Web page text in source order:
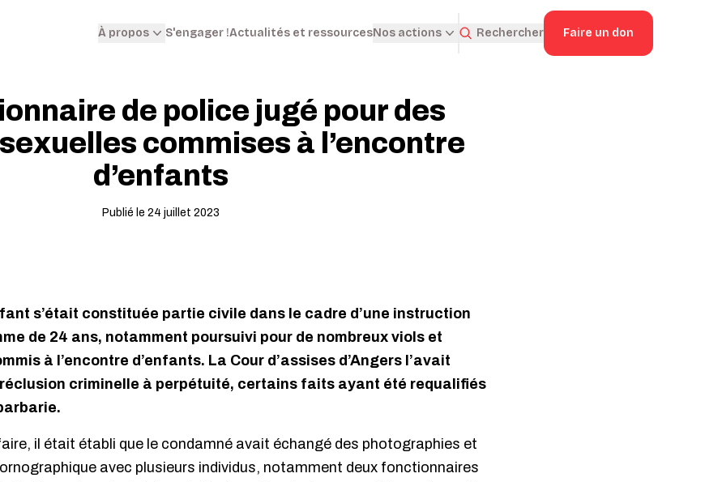
À propos S'engager !Actualités et ressourcesNos actions Rechercher Faire un don
de police jugé pour des
commises à l’encontre
d’enfants
Publié le 24 juillet 2023
s’était constituée partie civile dans le cadre d’une instruction
de 24 ans, notamment poursuivi pour de nombreux viols et
à l’encontre d’enfants. La Cour d’assises d’Angers l’avait
criminelle à perpétuité, certains faits ayant été requalifiés
il était établi que le condamné avait échangé des photographies et
avec plusieurs individus, notamment deux fonctionnaires